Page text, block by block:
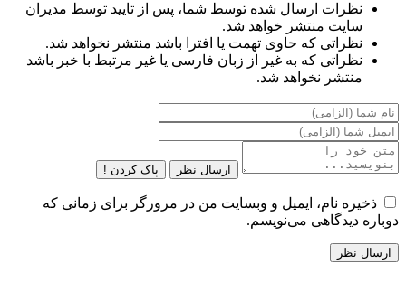
نظرات ارسال شده توسط شما، پس از تایید توسط مدیران
سایت منتشر خواهد شد.
نظراتی که حاوی تهمت یا افترا باشد منتشر نخواهد شد.
نظراتی که به غیر از زبان فارسی یا غیر مرتبط با خبر باشد
منتشر نخواهد شد.
ارسال نظر پاک کردن !
ذخیره نام، ایمیل و وبسایت من در مرورگر برای زمانی که
دوباره دیدگاهی می‌نویسم.